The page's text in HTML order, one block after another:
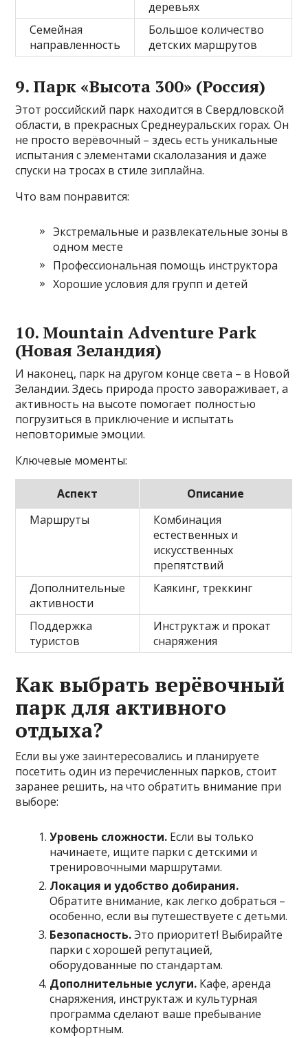
деревьях
Семейная
направленность
Большое количество
детских маршрутов
9. Парк «Высота 300» (Россия)
Этот российский парк находится в Свердловской
области, в прекрасных Среднеуральских горах. Он
не просто верёвочный – здесь есть уникальные
испытания с элементами скалолазания и даже
спуски на тросах в стиле зиплайна.
Что вам понравится:
Экстремальные и развлекательные зоны в
одном месте
Профессиональная помощь инструктора
Хорошие условия для групп и детей
10. Mountain Adventure Park
(Новая Зеландия)
И наконец, парк на другом конце света – в Новой
Зеландии. Здесь природа просто завораживает, а
активность на высоте помогает полностью
погрузиться в приключение и испытать
неповторимые эмоции.
Ключевые моменты:
Аспект
Описание
Маршруты
Комбинация
естественных и
искусственных
препятствий
Дополнительные
активности
Каякинг, треккинг
Поддержка
туристов
Инструктаж и прокат
снаряжения
Как выбрать верёвочный
парк для активного
отдыха?
Если вы уже заинтересовались и планируете
посетить один из перечисленных парков, стоит
заранее решить, на что обратить внимание при
выборе:
Уровень сложности. Если вы только
начинаете, ищите парки с детскими и
тренировочными маршрутами.
Локация и удобство добирания.
Обратите внимание, как легко добраться –
особенно, если вы путешествуете с детьми.
Безопасность.Это приоритет! Выбирайте
парки с хорошей репутацией,
оборудованные по стандартам.
Дополнительные услуги. Кафе, аренда
снаряжения, инструктаж и культурная
программа сделают ваше пребывание
комфортным.